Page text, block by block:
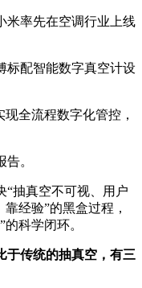
率先在空调行业上线
配智能数字真空计设
全流程数字化管控，
。
抽真空不可视、用户
经验”的黑盒过程，
科学闭环。
于传统的抽真空，有三